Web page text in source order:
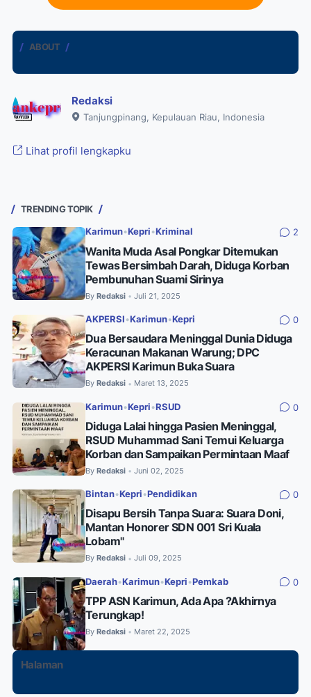
ABOUT
Redaksi
Tanjungpinang, Kepulauan Riau, Indonesia
Lihat profil lengkapku
TRENDING TOPIK
Karimun•Kepri •Kriminal 2
Wanita Muda Asal Pongkar Ditemukan
Tewas Bersimbah Darah, Diduga Korban
Pembunuhan Suami Sirinya
By Redaksi • Juli 21, 2025
AKPERSI •Karimun•Kepri 0
Dua Bersaudara Meninggal Dunia Diduga
Keracunan Makanan Warung; DPC
AKPERSI Karimun Buka Suara
By Redaksi • Maret 13, 2025
Karimun•Kepri •RSUD 0
Diduga Lalai hingga Pasien Meninggal,
RSUD Muhammad Sani Temui Keluarga
Korban dan Sampaikan Permintaan Maaf
By Redaksi • Juni 02, 2025
Bintan•Kepri •Pendidikan 0
Disapu Bersih Tanpa Suara: Suara Doni,
Mantan Honorer SDN 001 Sri Kuala
Lobam"
By Redaksi • Juli 09, 2025
Daerah•Karimun•Kepri •Pemkab 0
TPP ASN Karimun, Ada Apa ?Akhirnya
Terungkap!
By Redaksi • Maret 22, 2025
Halaman